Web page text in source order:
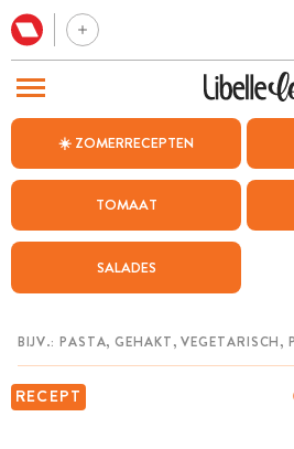
☀️ ZOMERRECEPTEN
TOMAAT
SALADES
RECEPT
BEZOEK ONZE ANDERE WEBSITES
WEEKMENU
CHAT MET MAIA
MIJN BEWAARDE RECEPTEN